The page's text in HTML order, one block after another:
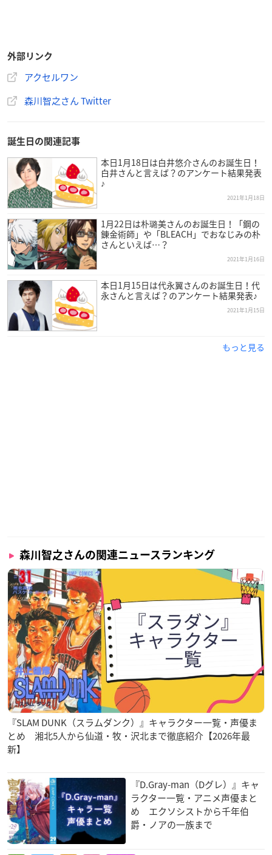
外部リンク
アクセルワン
森川智之さん Twitter
誕生日の関連記事
本日1月18日は白井悠介さんのお誕生日！
白井さんと言えば？のアンケート結果発表
♪
2021年1月18日
1月22日は朴璐美さんのお誕生日！「鋼の
錬金術師」や「BLEACH」でおなじみの朴
さんといえば…？
2021年1月16日
本日1月15日は代永翼さんのお誕生日！代
永さんと言えば？のアンケート結果発表♪
2021年1月15日
もっと見る
森川智之さんの関連ニュースランキング
『SLAM DUNK（スラムダンク）』キャラクター一覧・声優ま
とめ 湘北5人から仙道・牧・沢北まで徹底紹介【2026年最
新】
『D.Gray-man（Dグレ）』キャ
ラクター一覧・アニメ声優まと
め エクソシストから千年伯
爵・ノアの一族まで